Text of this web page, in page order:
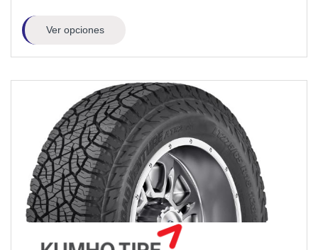
Ver opciones